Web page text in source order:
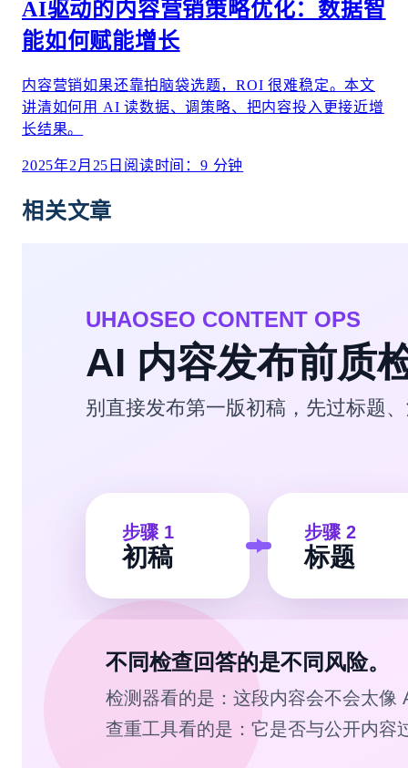
AI驱动的内容营销策略优化：数据智
能如何赋能增长
内容营销如果还靠拍脑袋选题，ROI 很难稳定。本文
讲清如何用 AI 读数据、调策略、把内容投入更接近增
长结果。
2025年2月25日 阅读时间： 9 分钟
相关文章